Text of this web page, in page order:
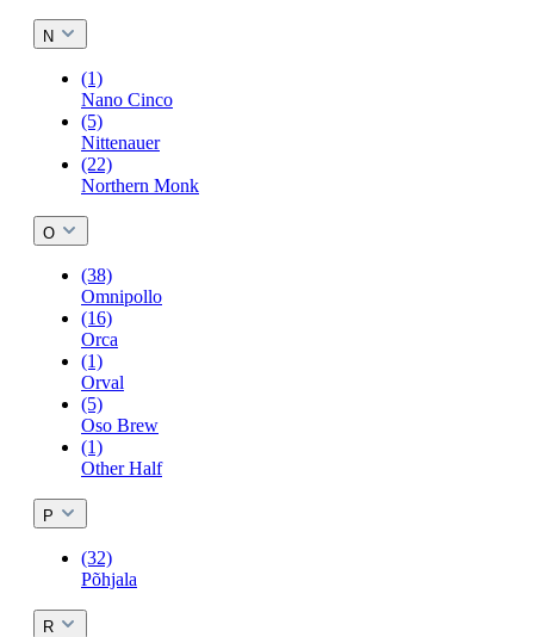
N
(1)
Nano Cinco
(5)
Nittenauer
(22)
Northern Monk
O
(38)
Omnipollo
(16)
Orca
(1)
Orval
(5)
Oso Brew
(1)
Other Half
P
(32)
Põhjala
R